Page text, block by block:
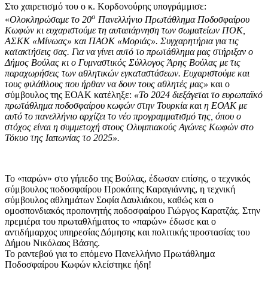
Στο χαιρετισμό του ο κ. Κορδονούρης υπογράμμισε:
«Ολοκληρώσαμε το 20ο Πανελλήνιο Πρωτάθλημα Ποδοσφαίρου
Κωφών κι ευχαριστούμε τη αυταπάρνηση των σωματείων ΠΟΚ,
ΑΣΚΚ «Μίνωας» και ΠΑΟΚ «Μοριάς». Συγχαρητήρια για τις
κατακτήσεις σας. Για να γίνει αυτό το πρωτάθλημα μας στήριξαν ο
Δήμος Βούλας κι ο Γυμναστικός Σύλλογος Άρης Βούλας με τις
παραχωρήσεις των αθλητικών εγκαταστάσεων. Ευχαριστούμε και
τους φιλάθλους που ήρθαν να δουν τους αθλητές μας» και ο
σύμβουλος της ΕΟΑΚ κατέληξε: «Το 2024 διεξάγεται το ευρωπαϊκό
πρωτάθλημα ποδοσφαίρου κωφών στην Τουρκία και η ΕΟΑΚ με
αυτό το πανελλήνιο αρχίζει το νέο προγραμματισμό της, όπου ο
στόχος είναι η συμμετοχή στους Ολυμπιακούς Αγώνες Κωφών στο
Τόκυο της Ιαπωνίας το 2025».
Το «παρών» στο γήπεδο της Βούλας, έδωσαν επίσης, ο τεχνικός
σύμβουλος ποδοσφαίρου Προκόπης Καραγιάννης, η τεχνική
σύμβουλος αθλημάτων Σοφία Δαυλιάκου, καθώς και ο
ομοσπονδιακός προπονητής ποδοσφαίρου Γιώργος Καρατζάς. Στην
πρεμιέρα του πρωταθλήματος το «παρών» έδωσε και ο
αντιδήμαρχος υπηρεσίας Δόμησης και πολιτικής προστασίας του
Δήμου Νικόλαος Βάσης.
Το ραντεβού για το επόμενο Πανελλήνιο Πρωτάθλημα
Ποδοσφαίρου Κωφών κλείστηκε ήδη!